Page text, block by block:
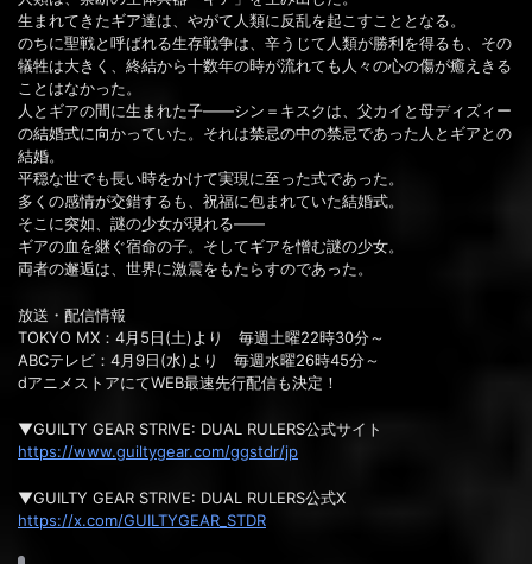
生まれてきたギア達は、やがて人類に反乱を起こすこととなる。
のちに聖戦と呼ばれる生存戦争は、辛うじて人類が勝利を得るも、その
犠牲は大きく、終結から十数年の時が流れても人々の心の傷が癒えきる
ことはなかった。
人とギアの間に生まれた子――シン＝キスクは、父カイと母ディズィー
の結婚式に向かっていた。それは禁忌の中の禁忌であった人とギアとの
結婚。
平穏な世でも長い時をかけて実現に至った式であった。
多くの感情が交錯するも、祝福に包まれていた結婚式。
そこに突如、謎の少女が現れる――
ギアの血を継ぐ宿命の子。そしてギアを憎む謎の少女。
両者の邂逅は、世界に激震をもたらすのであった。
放送・配信情報
TOKYO MX：4月5日(土)より 毎週土曜22時30分～
ABCテレビ：4月9日(水)より 毎週水曜26時45分～
ⅾアニメストアにてWEB最速先行配信も決定！
▼GUILTY GEAR STRIVE: DUAL RULERS公式サイト
https://www.guiltygear.com/ggstdr/jp
▼GUILTY GEAR STRIVE: DUAL RULERS公式X
https://x.com/GUILTYGEAR_STDR